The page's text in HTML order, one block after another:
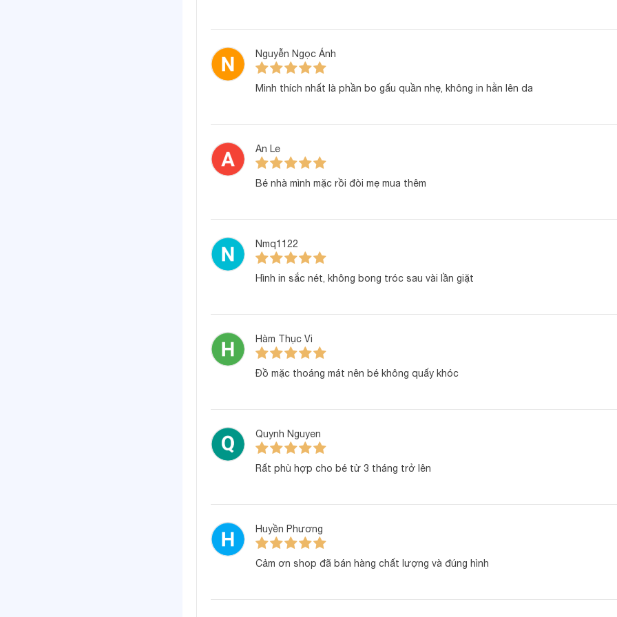
Thông số sản phẩm
Thiết kế:
Màu sắc & họa tiết: Màu pastel nhẹ nhàng, in hình ngộ nghĩnh cho cả bé trai &
Nguyễn Ngọc Ánh
Mình thích nhất là phần bo gấu quần nhẹ, không in hằn lên da
An Le
Bé nhà mình mặc rồi đòi mẹ mua thêm
Nmq1122
Hình in sắc nét, không bong tróc sau vài lần giặt
Hàm Thục Vi
Đồ mặc thoáng mát nên bé không quấy khóc
Quynh Nguyen
Rất phù hợp cho bé từ 3 tháng trở lên
Huyền Phương
Cảm ơn shop đã bán hàng chất lượng và đúng hình